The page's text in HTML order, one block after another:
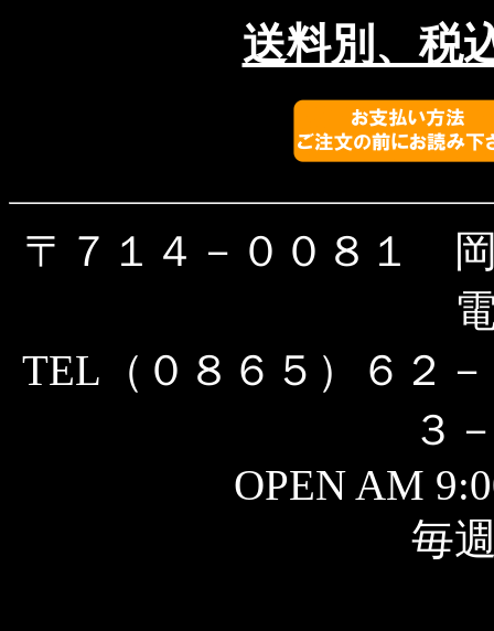
送料別、
〒７１４－００８１
TEL（０８６５）６２
３
OPEN AM
毎